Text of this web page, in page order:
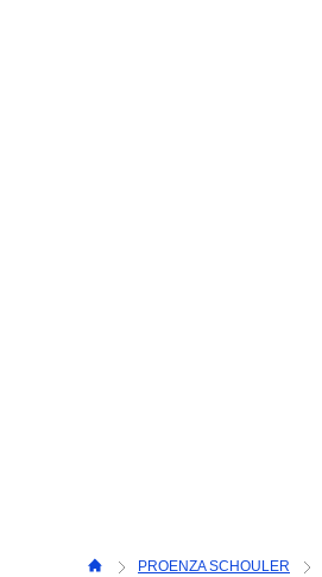
PROENZA SCHOULER